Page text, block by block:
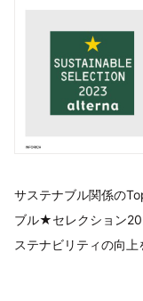
サステナブル関係の
ブル★セレクション
ステナビリティの向上